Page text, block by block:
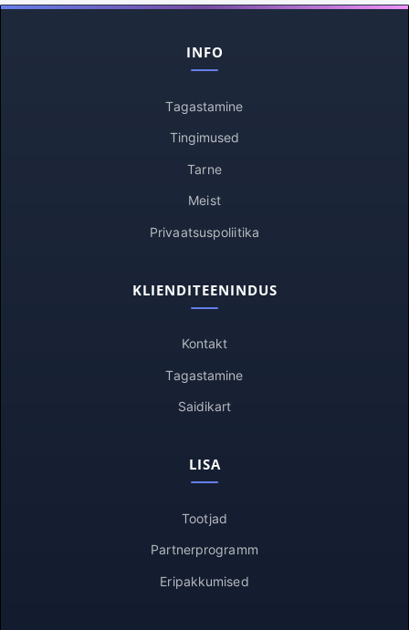
INFO
Tagastamine
Tingimused
Tarne
Meist
Privaatsuspoliitika
KLIENDITEENINDUS
Kontakt
Tagastamine
Saidikart
LISA
Tootjad
Partnerprogramm
Eripakkumised